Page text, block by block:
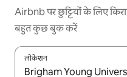
Airbnb पर छुट्टियों के लिए
बहुत कुछ बुक करें
लोकेशन
नतीजों के उपलब्ध होने पर, अप